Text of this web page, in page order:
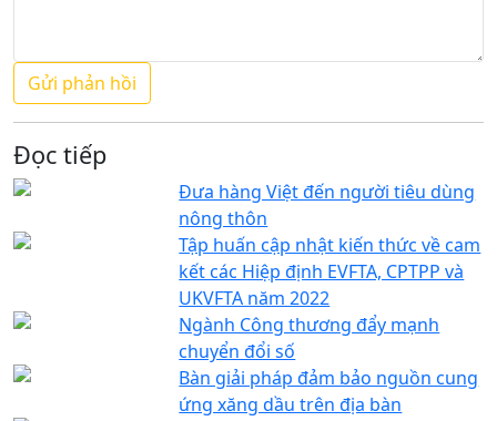
Đọc tiếp
Đưa hàng Việt đến người tiêu dùng
nông thôn
Tập huấn cập nhật kiến thức về cam
kết các Hiệp định EVFTA, CPTPP và
UKVFTA năm 2022
Ngành Công thương đẩy mạnh
chuyển đổi số
Bàn giải pháp đảm bảo nguồn cung
ứng xăng dầu trên địa bàn